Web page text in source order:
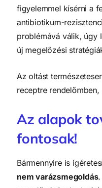
figyelemmel kísérni a
antibiotikum-
problémává válik, úgy
új megelőzési
Az oltást
receptre rendelőmben,
Az alapok
fontosak!
Bármennyire is
nem varázsmegoldás